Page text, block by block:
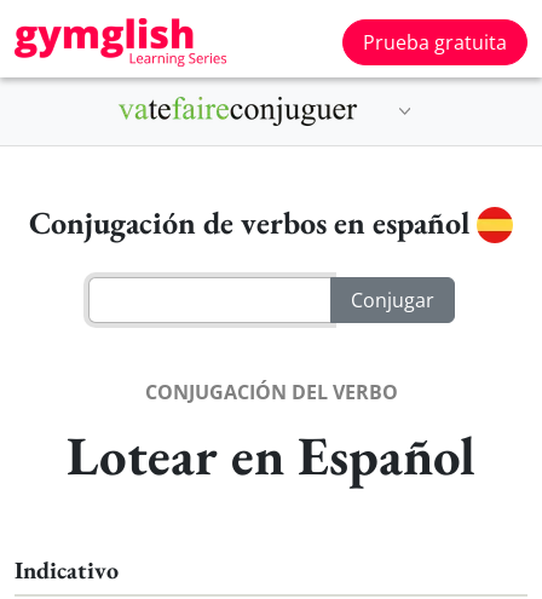
Prueba gratuita
Conjugación de verbos en español
CONJUGACIÓN DEL VERBO
Lotear en Español
Indicativo